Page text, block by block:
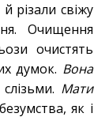
різали свіжу
Очищення
очистять
думок. Вона
Мати
як і